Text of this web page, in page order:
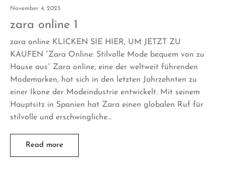
November 4, 2023
zara online 1
zara online KLICKEN SIE HIER, UM JETZT ZU
KAUFEN “Zara Online: Stilvolle Mode bequem von zu
Hause aus” Zara online, eine der weltweit führenden
Modemarken, hat sich in den letzten Jahrzehnten zu
einer Ikone der Modeindustrie entwickelt. Mit seinem
Hauptsitz in Spanien hat Zara einen globalen Ruf für
stilvolle und erschwingliche…
Read more